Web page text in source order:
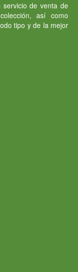
de venta de
así como
tipo y de la mejor